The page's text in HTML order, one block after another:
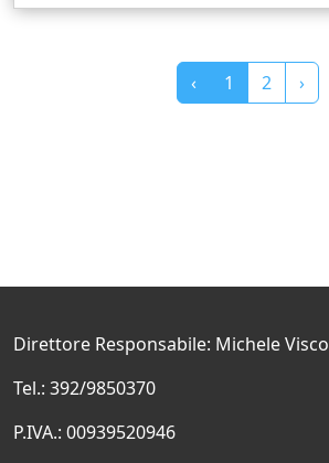
‹ 1 2 ›
Direttore Responsabile: Michele Visco
Tel.: 392/9850370
P.IVA.: 00939520946